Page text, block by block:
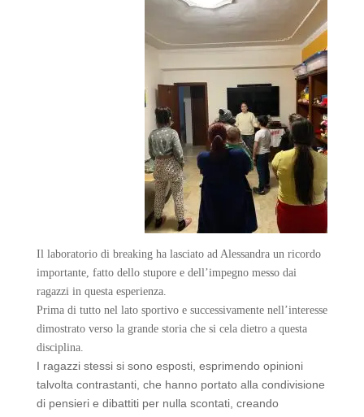
Il laboratorio di breaking ha lasciato ad Alessandra un ricordo
importante, fatto dello stupore e dell’impegno messo dai
ragazzi in questa esperienza.
Prima di tutto nel lato sportivo e successivamente nell’interesse
dimostrato verso la grande storia che si cela dietro a questa
disciplina.
I ragazzi stessi si sono esposti, esprimendo opinioni
talvolta contrastanti, che hanno portato alla condivisione
di pensieri e dibattiti per nulla scontati, creando